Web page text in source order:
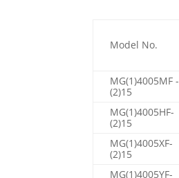
Model No.
MG(1)4005MF -
(2)15
MG(1)4005HF-
(2)15
MG(1)4005XF-
(2)15
MG(1)4005YF-